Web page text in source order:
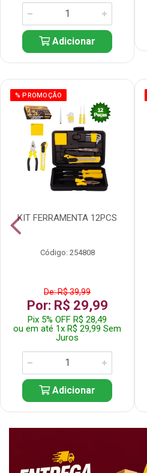
Adicionar
% PROMOÇÃO
KIT FERRAMENTA 12PCS
Código: 254808
De: R$ 39,99
Por: R$ 29,99
Pix 5% OFF R$ 28,49
ou em até 1x R$ 29,99 Sem
Juros
Adicionar